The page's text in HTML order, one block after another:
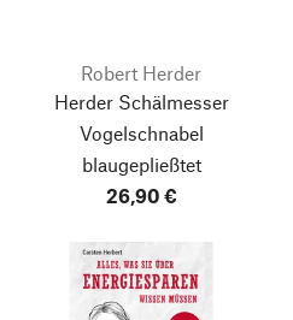
Robert Herder
Herder Schälmesser
Vogelschnabel
blaugepließtet
26,90 €